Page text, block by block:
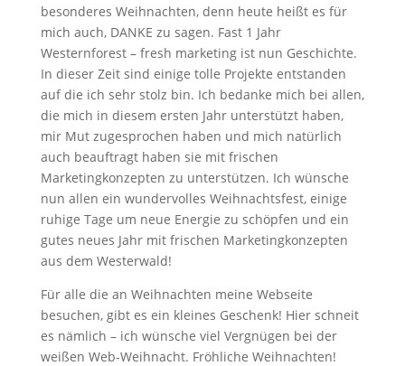
besonderes Weihnachten, denn heute heißt es für
mich auch, DANKE zu sagen. Fast 1 Jahr
Westernforest – fresh marketing ist nun Geschichte.
In dieser Zeit sind einige tolle Projekte entstanden
auf die ich sehr stolz bin. Ich bedanke mich bei allen,
die mich in diesem ersten Jahr unterstützt haben,
mir Mut zugesprochen haben und mich natürlich
auch beauftragt haben sie mit frischen
Marketingkonzepten zu unterstützen. Ich wünsche
nun allen ein wundervolles Weihnachtsfest, einige
ruhige Tage um neue Energie zu schöpfen und ein
gutes neues Jahr mit frischen Marketingkonzepten
aus dem Westerwald!
Für alle die an Weihnachten meine Webseite
besuchen, gibt es ein kleines Geschenk! Hier schneit
es nämlich – ich wünsche viel Vergnügen bei der
weißen Web-Weihnacht. Fröhliche Weihnachten!